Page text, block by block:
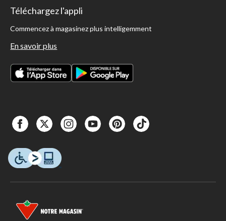
Téléchargez l'appli
Commencez à magasinez plus intelligemment
En savoir plus